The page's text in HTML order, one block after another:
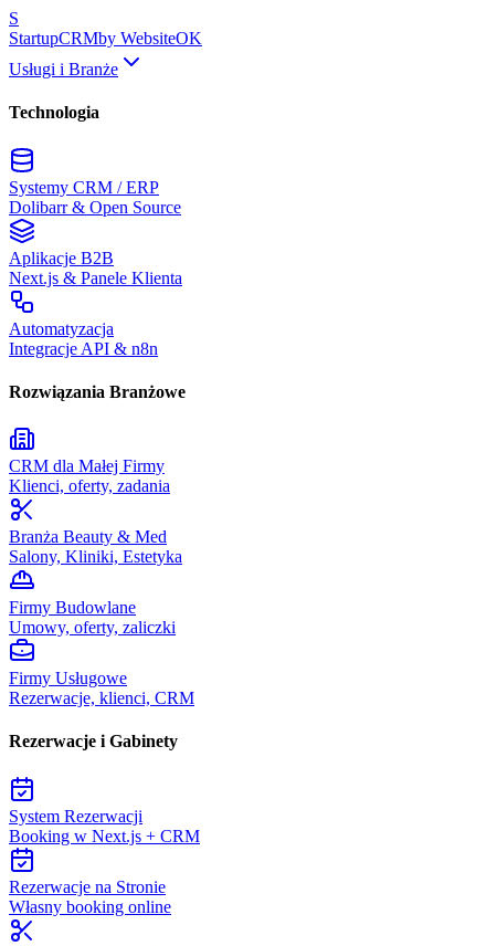
S
StartupCRMby WebsiteOK
Usługi i Branże
Technologia
Systemy CRM / ERP
Dolibarr & Open Source
Aplikacje B2B
Next.js & Panele Klienta
Automatyzacja
Integracje API & n8n
Rozwiązania Branżowe
CRM dla Małej Firmy
Klienci, oferty, zadania
Branża Beauty & Med
Salony, Kliniki, Estetyka
Firmy Budowlane
Umowy, oferty, zaliczki
Firmy Usługowe
Rezerwacje, klienci, CRM
Rezerwacje i Gabinety
System Rezerwacji
Booking w Next.js + CRM
Rezerwacje na Stronie
Własny booking online